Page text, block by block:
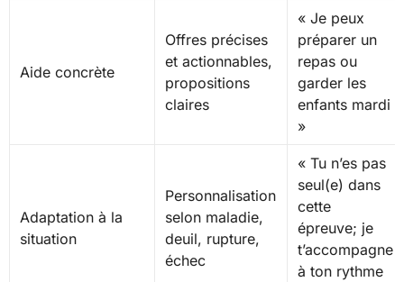
Aide concrète
Offres précises
et actionnables,
propositions
claires
« Je peux
préparer un
repas ou
garder les
enfants mardi
»
Adaptation à la
situation
Personnalisation
selon maladie,
deuil, rupture,
échec
« Tu n’es pas
seul(e) dans
cette
épreuve; je
t’accompagne
à ton rythme